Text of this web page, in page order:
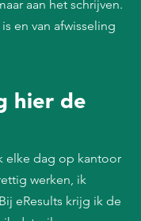
aan het schrijven.
en van afwisseling
hier de
elke dag op kantoor
werken, ik
eResults krijg ik de